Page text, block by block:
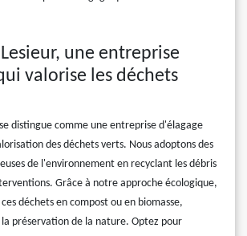
une entreprise
valorise les déchets
distingue comme une entreprise d'élagage
des déchets verts. Nous adoptons des
de l'environnement en recyclant les débris
Grâce à notre approche écologique,
déchets en compost ou en biomasse,
préservation de la nature. Optez pour